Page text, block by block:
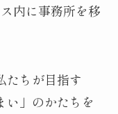
内に事務所を移
たちが目指す
い」のかたちを